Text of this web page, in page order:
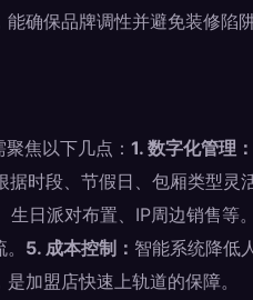
确保品牌调性并避免装修陷阱
焦以下几点： 1. 数字化管理：
据时段、节假日、包厢类型灵
日派对布置、IP周边销售等。
5. 成本控制： 智能系统降低
加盟店快速上轨道的保障。